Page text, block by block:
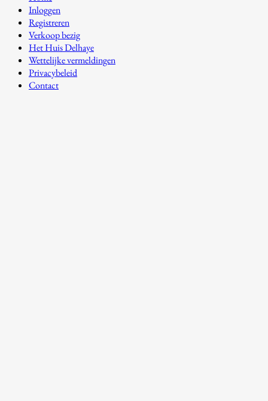
Inloggen
Registreren
Verkoop bezig
Het Huis Delhaye
Wettelijke vermeldingen
Privacybeleid
Contact